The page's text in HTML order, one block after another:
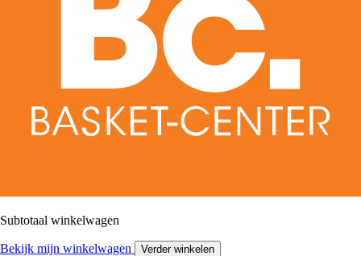
Subtotaal winkelwagen
Bekijk mijn winkelwagen Verder winkelen